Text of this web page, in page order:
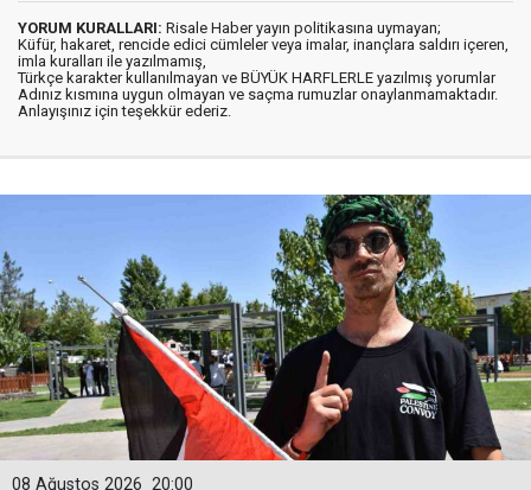
YORUM KURALLARI: Risale Haber yayın politikasına uymayan;
Küfür, hakaret, rencide edici cümleler veya imalar, inançlara saldırı içeren,
imla kuralları ile yazılmamış,
Türkçe karakter kullanılmayan ve BÜYÜK HARFLERLE yazılmış yorumlar
Adınız kısmına uygun olmayan ve saçma rumuzlar onaylanmamaktadır.
Anlayışınız için teşekkür ederiz.
20:00
08 Ağustos 2026